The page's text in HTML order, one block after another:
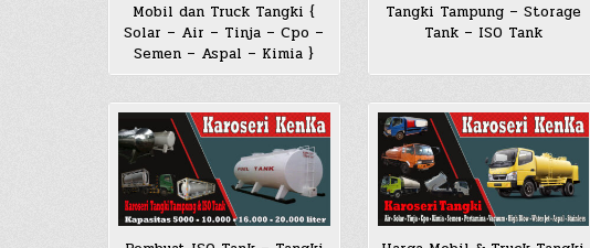
Mobil dan Truck Tangki {
Solar – Air – Tinja – Cpo –
Semen – Aspal – Kimia }
Tangki Tampung – Storage
Tank – ISO Tank